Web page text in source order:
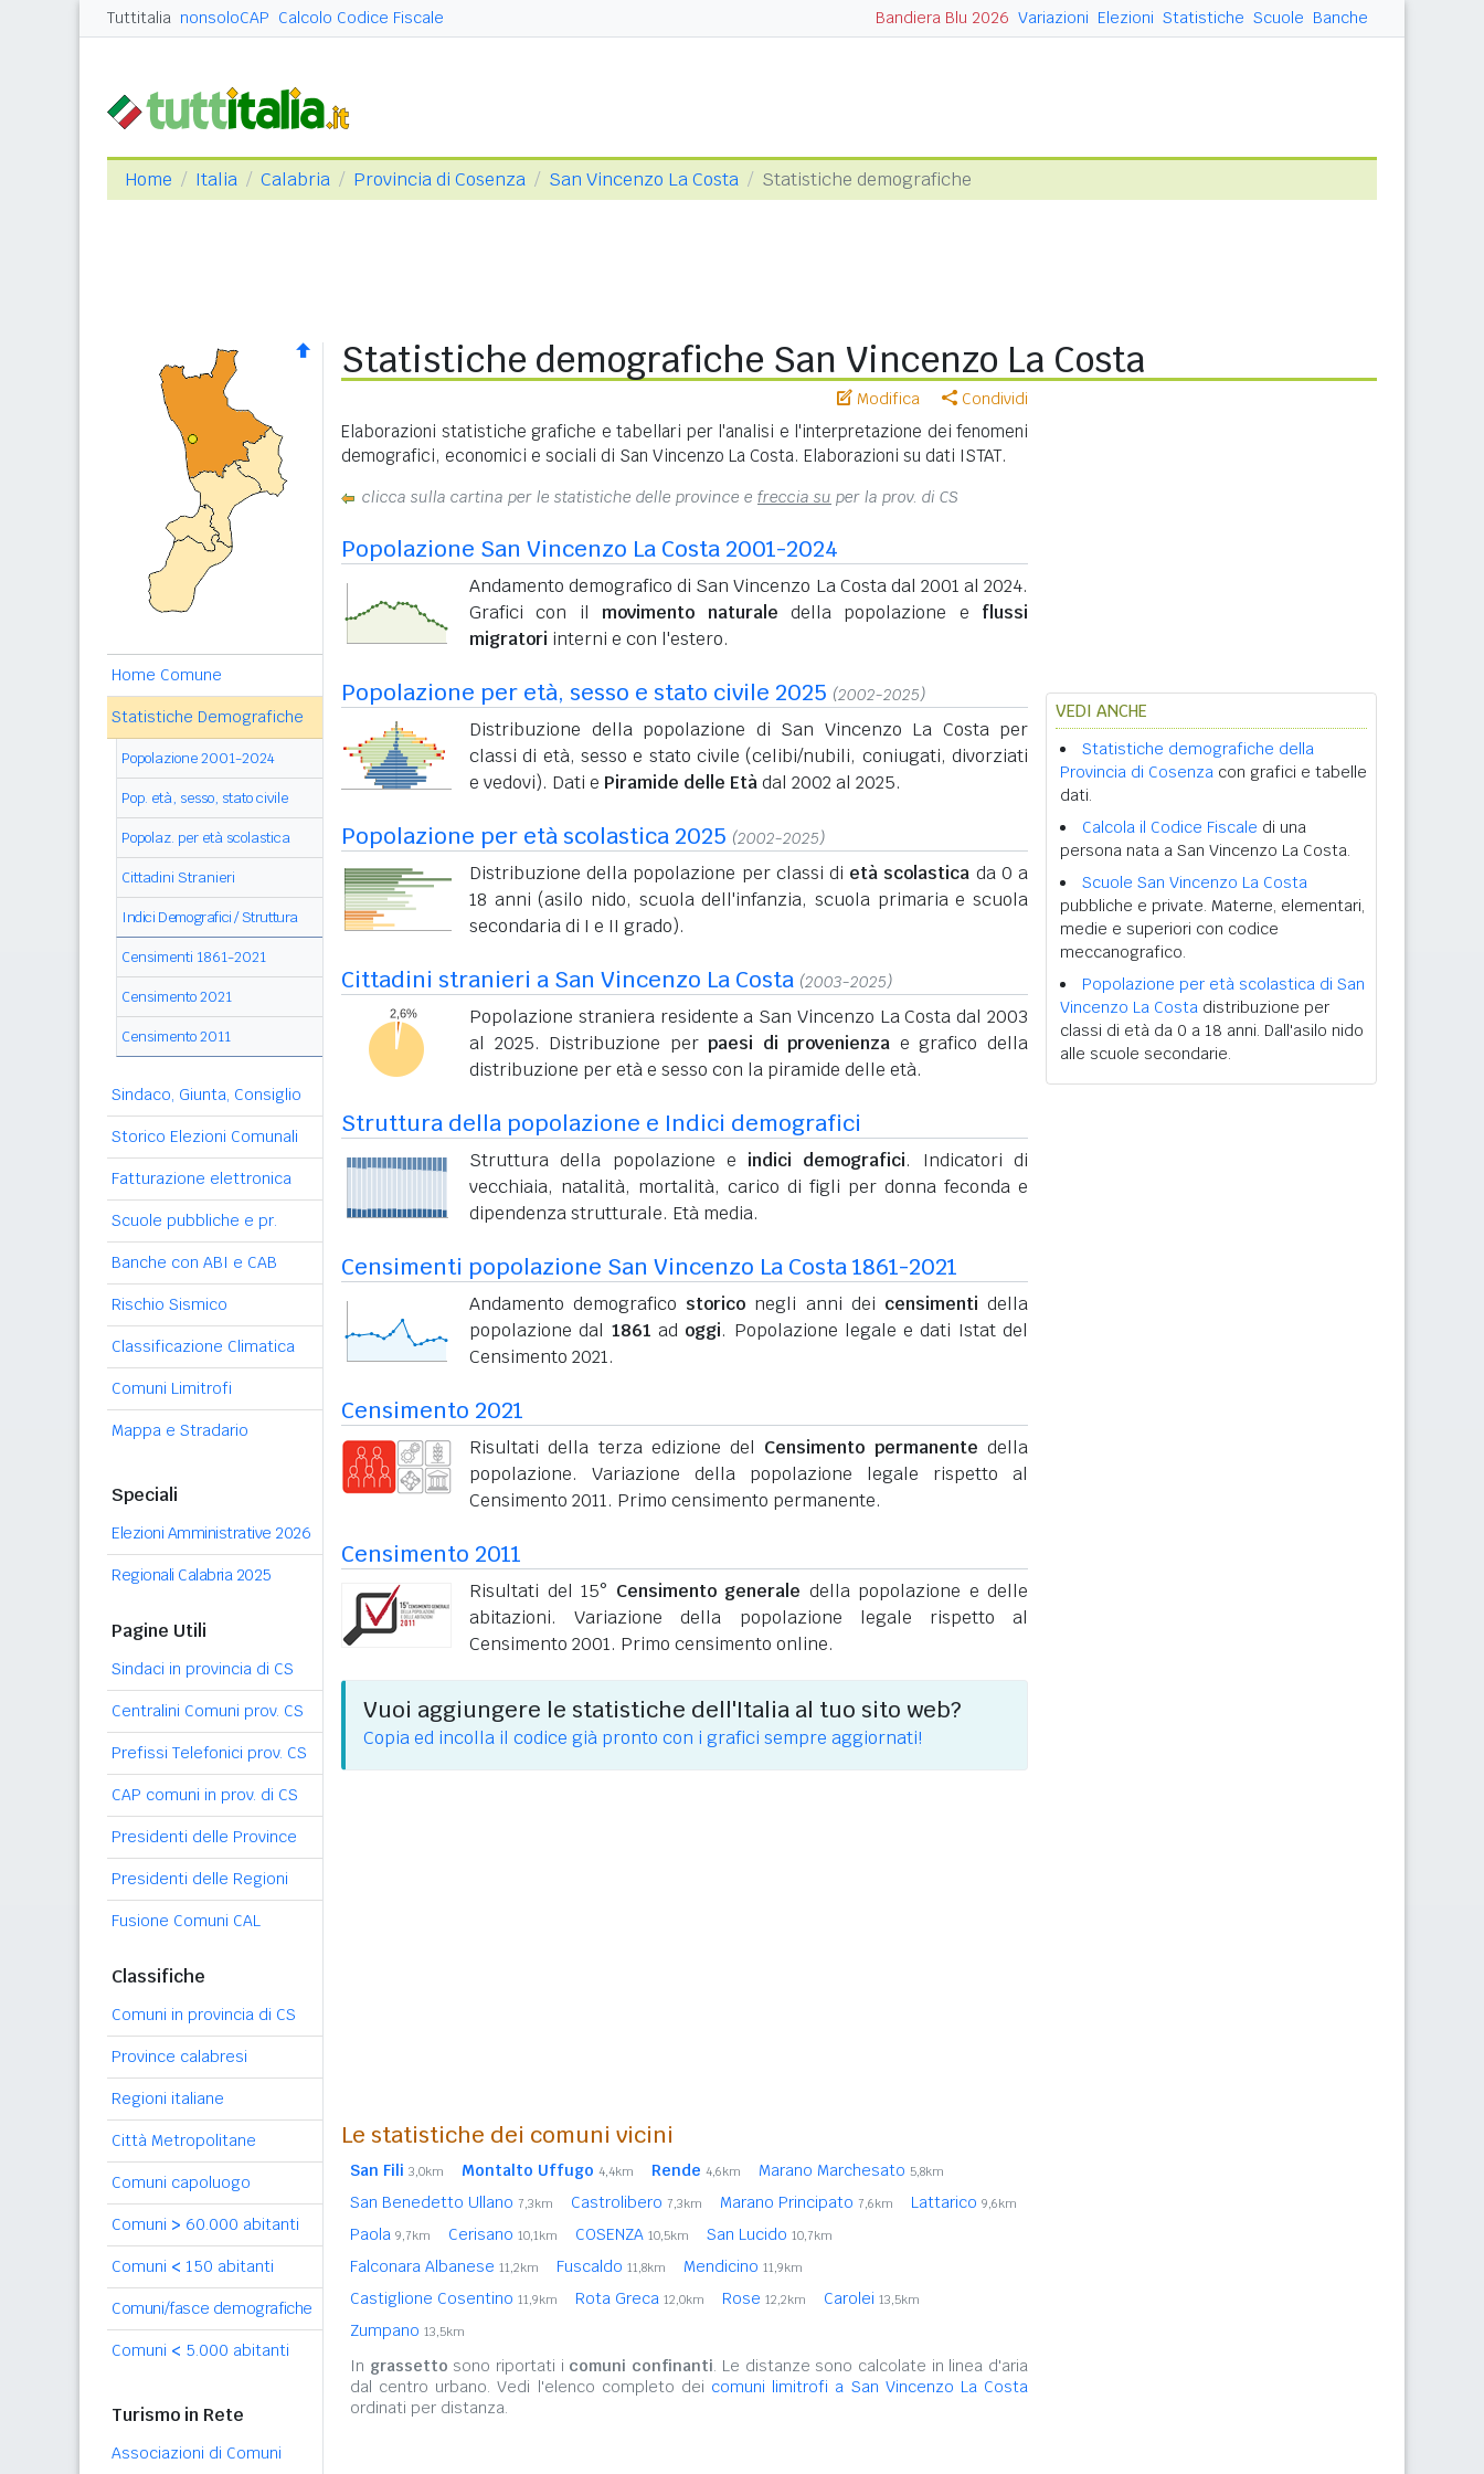
Tuttitalia nonsoloCAP Calcolo Codice Fiscale Bandiera Blu 2026 Variazioni Elezioni Statistiche Scuole Banche
Home Italia Calabria Provincia di Cosenza San Vincenzo La Costa Statistiche demografiche
Home Comune
Statistiche Demografiche
Popolazione 2001-2024
Pop. età, sesso, stato civile
Popolaz. per età scolastica
Cittadini Stranieri
Indici Demografici / Struttura
Censimenti 1861-2021
Censimento 2021
Censimento 2011
Sindaco, Giunta, Consiglio
Storico Elezioni Comunali
Fatturazione elettronica
Scuole pubbliche e pr.
Banche con ABI e CAB
Rischio Sismico
Classificazione Climatica
Comuni Limitrofi
Mappa e Stradario
Speciali
Elezioni Amministrative 2026
Regionali Calabria 2025
Pagine Utili
Sindaci in provincia di CS
Centralini Comuni prov. CS
Prefissi Telefonici prov. CS
CAP comuni in prov. di CS
Presidenti delle Province
Presidenti delle Regioni
Fusione Comuni CAL
Classifiche
Comuni in provincia di CS
Province calabresi
Regioni italiane
Città Metropolitane
Comuni capoluogo
Comuni > 60.000 abitanti
Comuni < 150 abitanti
Comuni/fasce demografiche
Comuni < 5.000 abitanti
Turismo in Rete
Associazioni di Comuni
Statistiche demografiche San Vincenzo La Costa
Modifica Condividi
Elaborazioni statistiche grafiche e tabellari per l'analisi e l'interpretazione dei fenomeni
demografici, economici e sociali di San Vincenzo La Costa. Elaborazioni su dati ISTAT.
clicca sulla cartina per le statistiche delle province e freccia su per la prov. di CS
Popolazione San Vincenzo La Costa 2001-2024
Andamento demografico di San Vincenzo La Costa dal 2001 al 2024.
Grafici con il movimento naturale della popolazione e flussi
migratori interni e con l'estero.
Popolazione per età, sesso e stato civile 2025 (2002-2025)
Distribuzione della popolazione di San Vincenzo La Costa per
classi di età, sesso e stato civile (celibi/nubili, coniugati, divorziati
e vedovi). Dati e Piramide delle Etàdal 2002 al 2025.
Popolazione per età scolastica 2025 (2002-2025)
Distribuzione della popolazione per classi di età scolastica da 0 a
18 anni (asilo nido, scuola dell'infanzia, scuola primaria e scuola
secondaria di I e II grado).
Cittadini stranieri a San Vincenzo La Costa (2003-2025)
Popolazione straniera residente a San Vincenzo La Costa dal 2003
al 2025. Distribuzione perpaesi di provenienza e grafico della
distribuzione per età e sesso con la piramide delle età.
Struttura della popolazione e Indici demografici
Struttura della popolazione e indici demografici. Indicatori di
vecchiaia, natalità, mortalità, carico di figli per donna feconda e
dipendenza strutturale. Età media.
Censimenti popolazione San Vincenzo La Costa 1861-2021
Andamento demografico storico negli anni dei censimenti della
popolazione dal 1861 ad oggi. Popolazione legale e dati Istat del
Censimento 2021.
Censimento 2021
Risultati della terza edizione del Censimento permanente della
popolazione. Variazione della popolazione legale rispetto al
Censimento 2011. Primo censimento permanente.
Censimento 2011
Risultati del 15° Censimento generale della popolazione e delle
abitazioni. Variazione della popolazione legale rispetto al
Censimento 2001. Primo censimento online.
Vuoi aggiungere le statistiche dell'Italia al tuo sito web?
Copia ed incolla il codice già pronto con i grafici sempre aggiornati!
Le statistiche dei comuni vicini
San Fili 3,0km Montalto Uffugo 4,4km Rende 4,6km Marano Marchesato 5,8km
San Benedetto Ullano 7,3km Castrolibero 7,3km Marano Principato 7,6km Lattarico 9,6km
Paola 9,7km Cerisano 10,1km COSENZA 10,5km San Lucido 10,7km
Falconara Albanese 11,2km Fuscaldo 11,8km Mendicino 11,9km
Castiglione Cosentino 11,9km Rota Greca 12,0km Rose 12,2km Carolei 13,5km
Zumpano 13,5km
In grassetto sono riportati i comuni confinanti. Le distanze sono calcolate in linea d'aria
dal centro urbano. Vedi l'elenco completo dei comuni limitrofi a San Vincenzo La Costa
ordinati per distanza.
VEDI ANCHE
Statistiche demografiche della
Provincia di Cosenza con grafici e tabelle
dati.
Calcola il Codice Fiscale di una
persona nata a San Vincenzo La Costa.
Scuole San Vincenzo La Costa
pubbliche e private. Materne, elementari,
medie e superiori con codice
meccanografico.
Popolazione per età scolastica di San
Vincenzo La Costa distribuzione per
classi di età da 0 a 18 anni. Dall'asilo nido
alle scuole secondarie.